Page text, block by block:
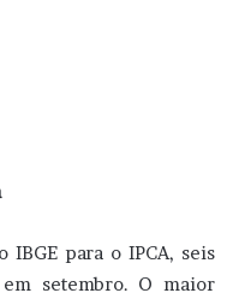
IBGE para o IPCA, seis
setembro. O maior